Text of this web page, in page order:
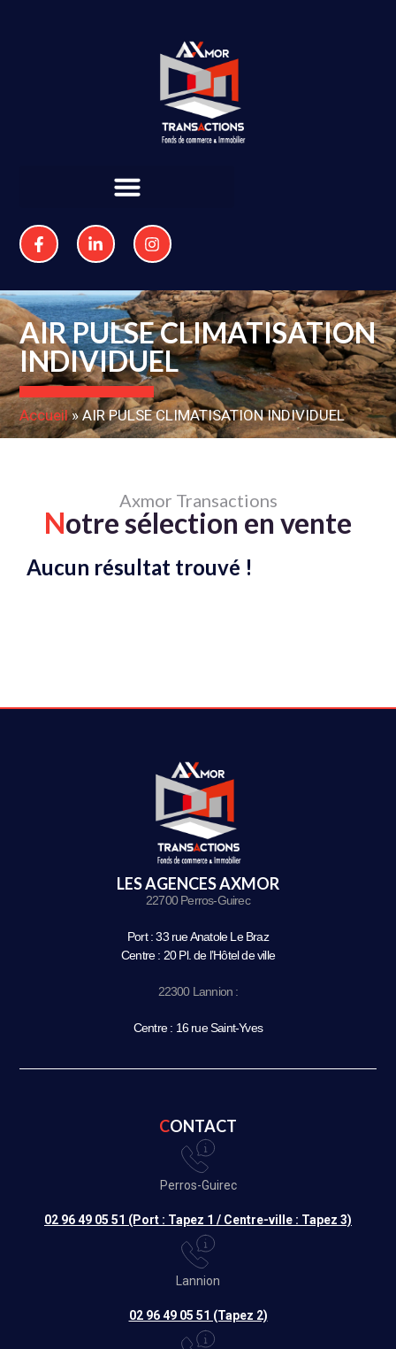
AIR PULSE CLIMATISATION
INDIVIDUEL
Accueil»AIR PULSE CLIMATISATION INDIVIDUEL
Axmor Transactions
Notre sélection en vente
Aucun résultat trouvé !
LES AGENCES AXMOR
22700 Perros-Guirec
Port : 33 rue Anatole Le Braz
Centre : 20 Pl. de l’Hôtel de ville
22300 Lannion :
Centre : 16 rue Saint-Yves
CONTACT
Perros-Guirec
02 96 49 05 51 (Port : Tapez 1 / Centre-ville : Tapez 3)
Lannion
02 96 49 05 51 (Tapez 2)